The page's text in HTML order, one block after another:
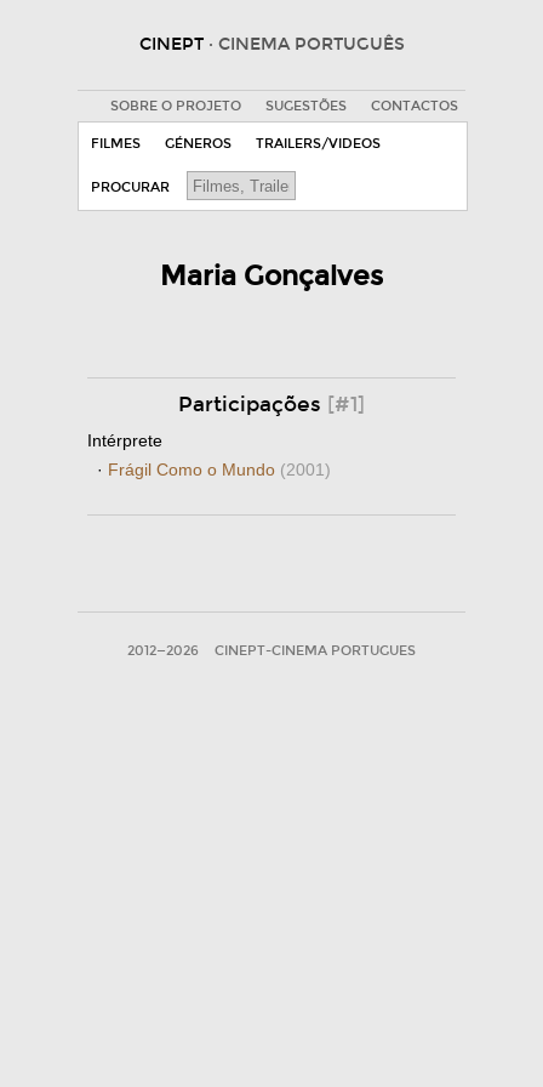
CINEPT · CINEMA PORTUGUÊS
SOBRE O PROJETO SUGESTÕES CONTACTOS
FILMES GÉNEROS TRAILERS/VIDEOS
PROCURAR
Maria Gonçalves
Participações [#1]
Intérprete
· Frágil Como o Mundo (2001)
2012—2026 CINEPT-CINEMA PORTUGUES